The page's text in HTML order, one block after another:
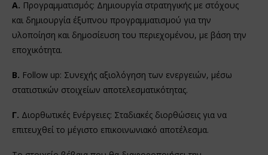
Α. Προγραμματισμός: Δημιουργία στρατηγικής με στόχους
και δημιουργία έξυπνου προγραμματισμού για την
υλοποίηση και δημοσίευση του περιεχομένου, με βάση την
εποχικότητα.
Β. Follow up: Συνεχής αξιολόγηση των ενεργειών, μέσω
στατιστικών στοιχείων αποτελεσματικότητας.
Γ. Διορθωτικές Ενέργειες: Σταδιακές διορθώσεις για να
επιτευχθεί το μέγιστο επικοινωνιακό αποτέλεσμα.